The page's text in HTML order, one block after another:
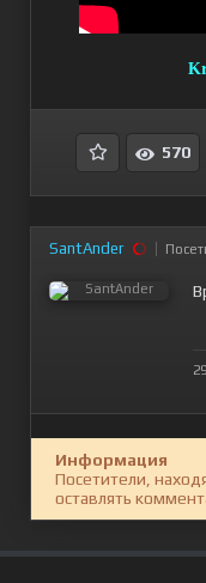
570
SantAnder
Информация
Посетители,
оставлять